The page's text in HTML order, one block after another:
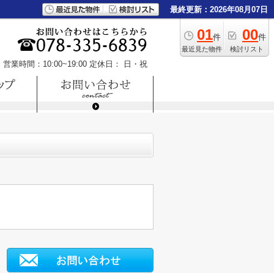
最終更新：2026年08月07日
01件
最近見た物件
00件
検討リスト
営業時間：10:00~19:00 定休日： 日・祝